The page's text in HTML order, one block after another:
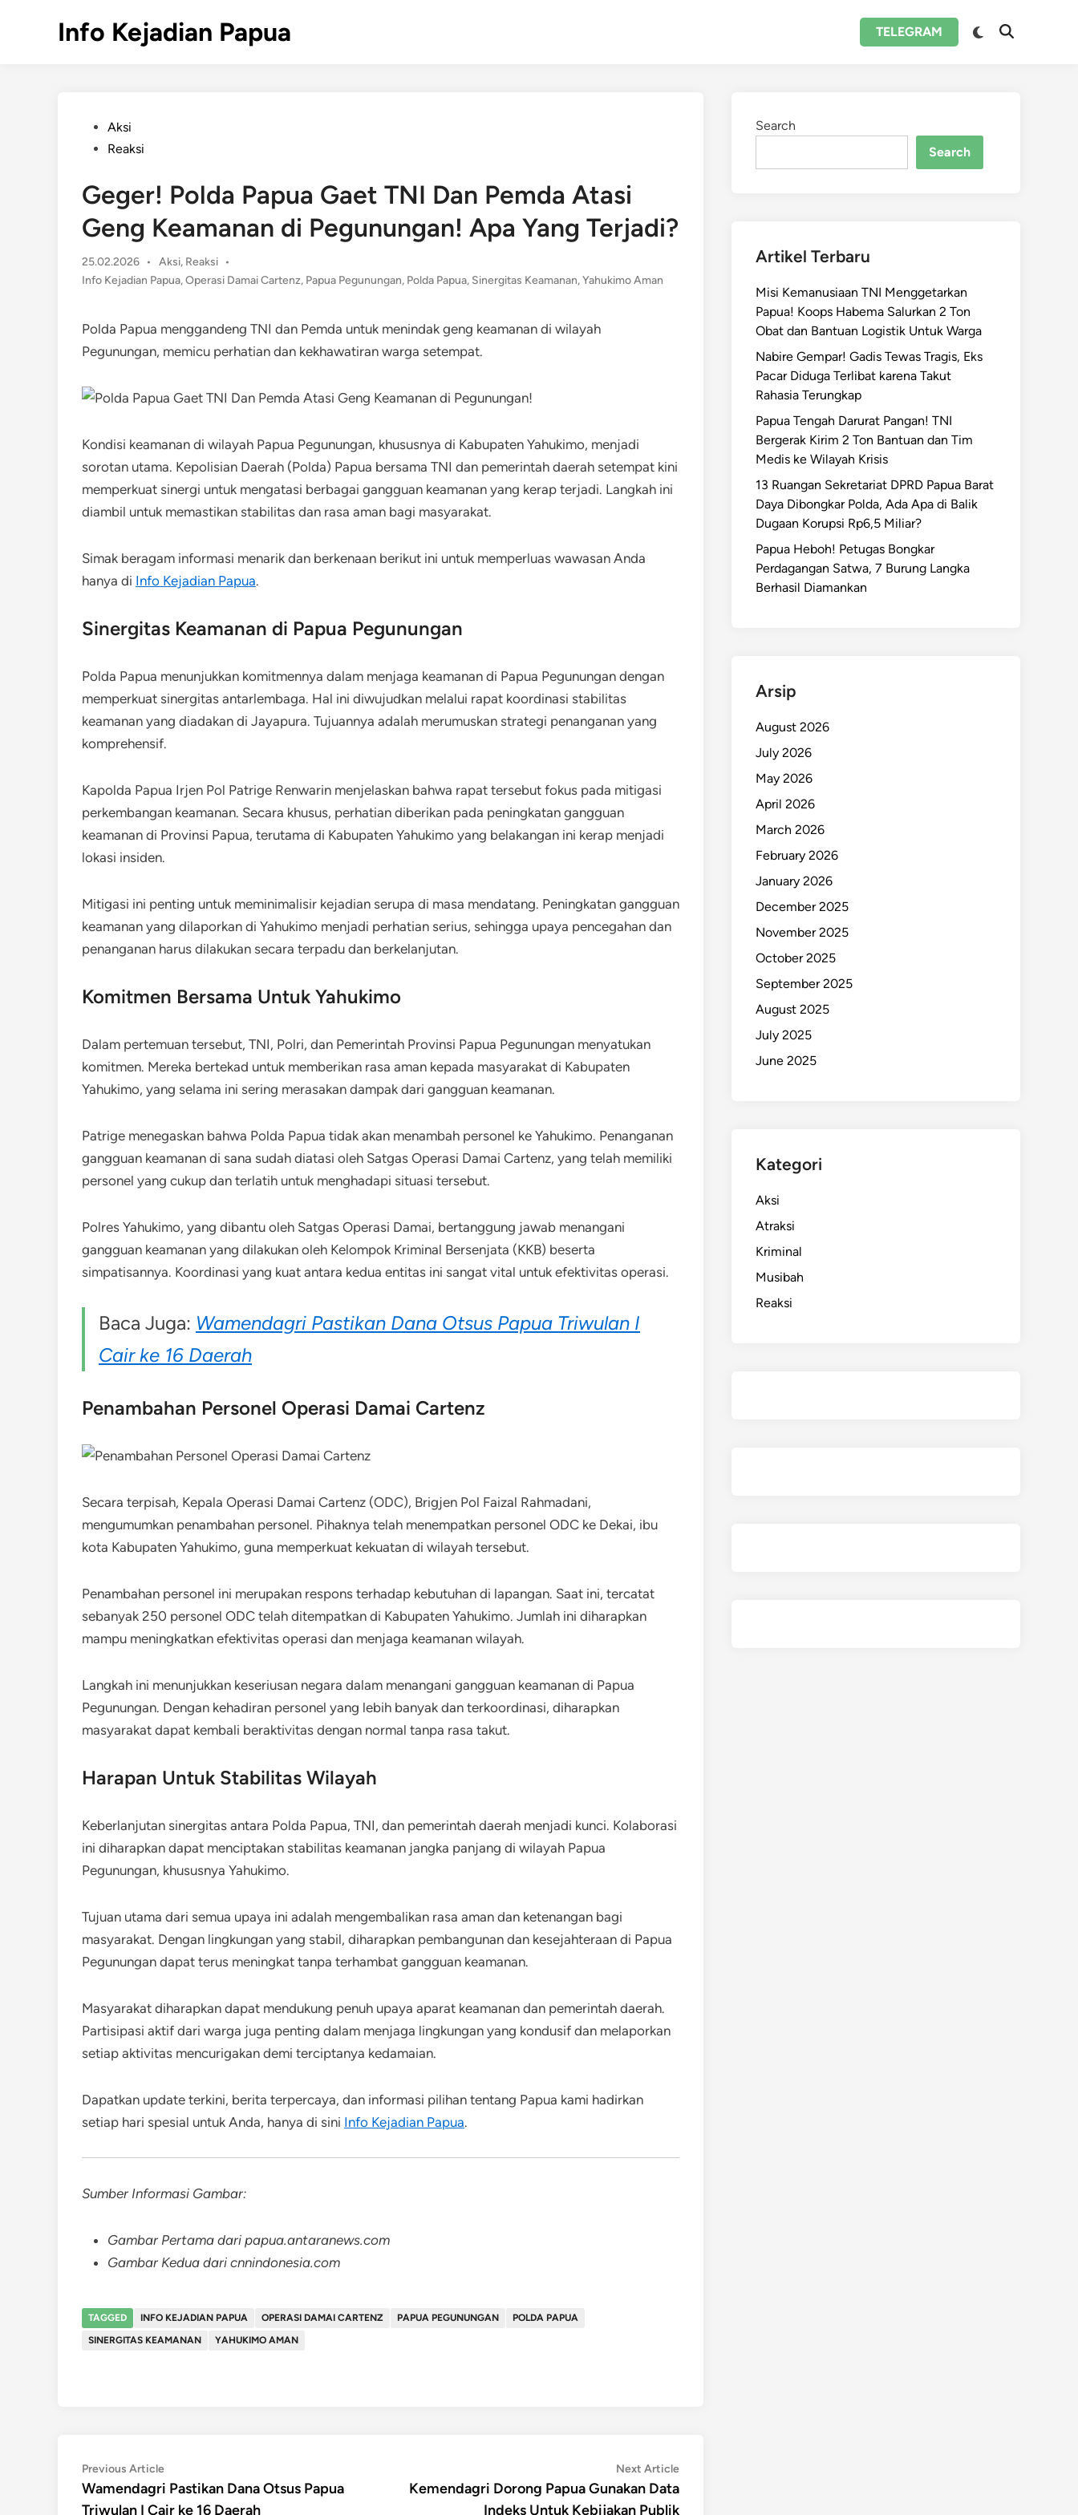
Info Kejadian Papua TELEGRAM
Switch
Open
PostedAksi
Reaksi
Geger! Polda Papua Gaet TNI Dan Pemda Atasi
Geng Keamanan di Pegunungan! Apa Yang Terjadi?
25.02.2026 •
Posted
in
Aksi, Reaksi
•
Info Kejadian Papua,Operasi Damai Cartenz, Papua Pegunungan, Polda Papua, Sinergitas Keamanan,Yahukimo Aman
Polda Papua menggandeng TNI dan Pemda untuk menindak geng keamanan di wilayah
Pegunungan, memicu perhatian dan kekhawatiran warga setempat.
Kondisi keamanan di wilayah Papua Pegunungan, khususnya di Kabupaten Yahukimo, menjadi
sorotan utama. ​Kepolisian Daerah (Polda) Papua bersama TNI dan pemerintah daerah setempat kini
memperkuat sinergi untuk mengatasi berbagai gangguan keamanan yang kerap terjadi.​ Langkah ini
diambil untuk memastikan stabilitas dan rasa aman bagi masyarakat.
Simak beragam informasi menarik dan berkenaan berikut ini untuk memperluas wawasan Anda
hanya di Info Kejadian Papua.
Sinergitas Keamanan di Papua Pegunungan
Polda Papua menunjukkan komitmennya dalam menjaga keamanan di Papua Pegunungan dengan
memperkuat sinergitas antarlembaga. Hal ini diwujudkan melalui rapat koordinasi stabilitas
keamanan yang diadakan di Jayapura. Tujuannya adalah merumuskan strategi penanganan yang
komprehensif.
Kapolda Papua Irjen Pol Patrige Renwarin menjelaskan bahwa rapat tersebut fokus pada mitigasi
perkembangan keamanan. Secara khusus, perhatian diberikan pada peningkatan gangguan
keamanan di Provinsi Papua, terutama di Kabupaten Yahukimo yang belakangan ini kerap menjadi
lokasi insiden.
Mitigasi ini penting untuk meminimalisir kejadian serupa di masa mendatang. Peningkatan gangguan
keamanan yang dilaporkan di Yahukimo menjadi perhatian serius, sehingga upaya pencegahan dan
penanganan harus dilakukan secara terpadu dan berkelanjutan.
Komitmen Bersama Untuk Yahukimo
Dalam pertemuan tersebut, TNI, Polri, dan Pemerintah Provinsi Papua Pegunungan menyatukan
komitmen. Mereka bertekad untuk memberikan rasa aman kepada masyarakat di Kabupaten
Yahukimo, yang selama ini sering merasakan dampak dari gangguan keamanan.
Patrige menegaskan bahwa Polda Papua tidak akan menambah personel ke Yahukimo. Penanganan
gangguan keamanan di sana sudah diatasi oleh Satgas Operasi Damai Cartenz, yang telah memiliki
personel yang cukup dan terlatih untuk menghadapi situasi tersebut.
Polres Yahukimo, yang dibantu oleh Satgas Operasi Damai, bertanggung jawab menangani
gangguan keamanan yang dilakukan oleh Kelompok Kriminal Bersenjata (KKB) beserta
simpatisannya. Koordinasi yang kuat antara kedua entitas ini sangat vital untuk efektivitas operasi.
Baca Juga: Wamendagri Pastikan Dana Otsus Papua Triwulan I
Cair ke 16 Daerah
Penambahan Personel Operasi Damai Cartenz
Secara terpisah, Kepala Operasi Damai Cartenz (ODC), Brigjen Pol Faizal Rahmadani,
mengumumkan penambahan personel. Pihaknya telah menempatkan personel ODC ke Dekai, ibu
kota Kabupaten Yahukimo, guna memperkuat kekuatan di wilayah tersebut.
Penambahan personel ini merupakan respons terhadap kebutuhan di lapangan. Saat ini, tercatat
sebanyak 250 personel ODC telah ditempatkan di Kabupaten Yahukimo. Jumlah ini diharapkan
mampu meningkatkan efektivitas operasi dan menjaga keamanan wilayah.
Langkah ini menunjukkan keseriusan negara dalam menangani gangguan keamanan di Papua
Pegunungan. Dengan kehadiran personel yang lebih banyak dan terkoordinasi, diharapkan
masyarakat dapat kembali beraktivitas dengan normal tanpa rasa takut.
Harapan Untuk Stabilitas Wilayah
Keberlanjutan sinergitas antara Polda Papua, TNI, dan pemerintah daerah menjadi kunci. Kolaborasi
ini diharapkan dapat menciptakan stabilitas keamanan jangka panjang di wilayah Papua
Pegunungan, khususnya Yahukimo.
Tujuan utama dari semua upaya ini adalah mengembalikan rasa aman dan ketenangan bagi
masyarakat. Dengan lingkungan yang stabil, diharapkan pembangunan dan kesejahteraan di Papua
Pegunungan dapat terus meningkat tanpa terhambat gangguan keamanan.
Masyarakat diharapkan dapat mendukung penuh upaya aparat keamanan dan pemerintah daerah.
Partisipasi aktif dari warga juga penting dalam menjaga lingkungan yang kondusif dan melaporkan
setiap aktivitas mencurigakan demi terciptanya kedamaian.
Dapatkan update terkini, berita terpercaya, dan informasi pilihan tentang Papua kami hadirkan
setiap hari spesial untuk Anda, hanya di sini Info Kejadian Papua.
Sumber Informasi Gambar:
Gambar Pertama dari papua.antaranews.com
Gambar Kedua dari cnnindonesia.com
TAGGED INFO KEJADIAN PAPUA OPERASI DAMAI CARTENZ PAPUA PEGUNUNGAN
POLDA PAPUA
SINERGITAS KEAMANAN
YAHUKIMO AMAN
Post
navigation
Previous ArticlePrevious
article:
Wamendagri Pastikan Dana Otsus Papua
Triwulan I Cair ke 16 Daerah
Next ArticleNext
article:
Kemendagri Dorong Papua Gunakan Data
Indeks Untuk Kebijakan Publik
Search
Search
Artikel Terbaru
Misi Kemanusiaan TNI Menggetarkan
Papua! Koops Habema Salurkan 2 Ton
Obat dan Bantuan Logistik Untuk Warga
Nabire Gempar! Gadis Tewas Tragis, Eks
Pacar Diduga Terlibat karena Takut
Rahasia Terungkap
Papua Tengah Darurat Pangan! TNI
Bergerak Kirim 2 Ton Bantuan dan Tim
Medis ke Wilayah Krisis
13 Ruangan Sekretariat DPRD Papua Barat
Daya Dibongkar Polda, Ada Apa di Balik
Dugaan Korupsi Rp6,5 Miliar?
Papua Heboh! Petugas Bongkar
Perdagangan Satwa, 7 Burung Langka
Berhasil Diamankan
Arsip
August 2026
July 2026
May 2026
April 2026
March 2026
February 2026
January 2026
December 2025
November 2025
October 2025
September 2025
August 2025
July 2025
June 2025
Kategori
Aksi
Atraksi
Kriminal
Musibah
Reaksi